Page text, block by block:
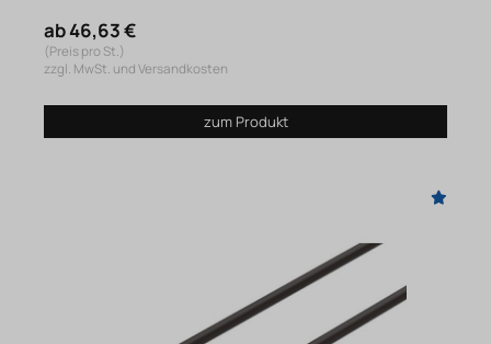
ab 46,63 €
(Preis pro St.)
zzgl. MwSt. und Versandkosten
zum Produkt